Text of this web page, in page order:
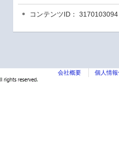
コンテンツID： 3170103094
会社概要 個人情